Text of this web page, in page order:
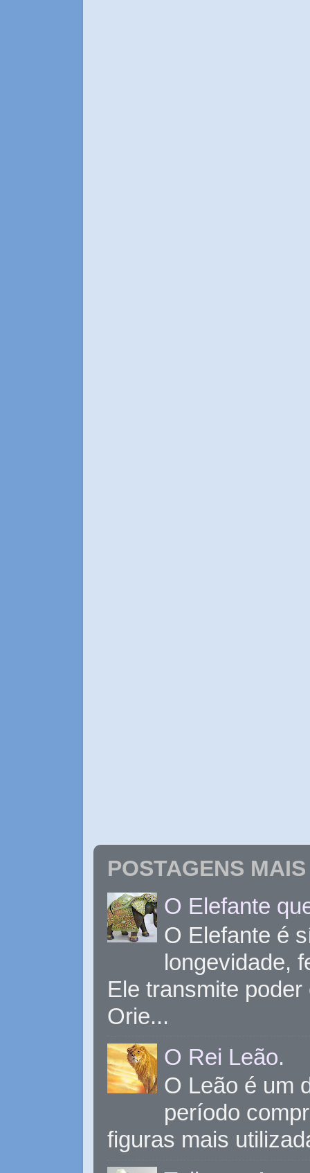
POSTAGENS
O Elefante
O Elefante é
longevidade,
Ele transmite
Orie...
O Rei Leão.
O Leão é um
período
figuras mais